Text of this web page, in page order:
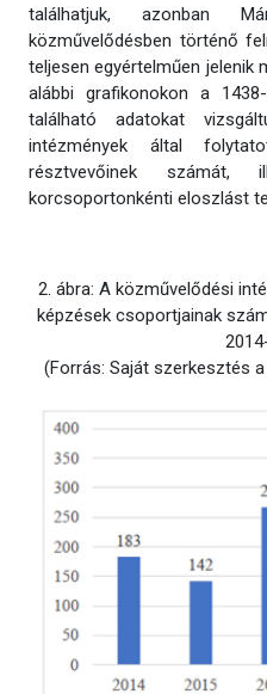
találhatjuk, azonban
közművelődésben történő
teljesen egyértelműen jelenik
alábbi grafikonokon a
található adatokat
intézmények által
résztvevőinek
korcsoportonkénti eloszlást
2. ábra: A közművelődési
képzések csoportjainak
(Forrás: Saját szerkesztés